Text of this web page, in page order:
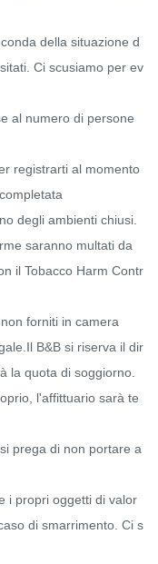
della situazione d
Ci scusiamo per ev
al numero di persone
registrarti al momento
degli ambienti chiusi.
saranno multati da
il Tobacco Harm Contr
forniti in camera
B&B si riserva il dir
la quota di soggiorno.
l'affittuario sarà te
prega di non portare a
i propri oggetti di valor
di smarrimento. Ci s